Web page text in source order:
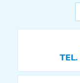
TEL